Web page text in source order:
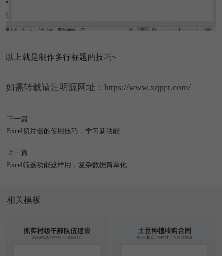
以上就是制作多行标题的技巧~
如需转载请注明源网址：https://www.xqppt.com/
下一篇
Excel切片器的使用技巧，学习新功能
上一篇
Excel筛选功能这样用，复杂数据简单化
相关模板